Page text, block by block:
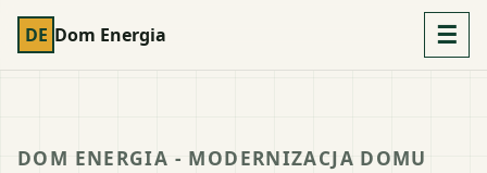
DE Dom Energia ☰
DOM ENERGIA - MODERNIZACJA DOMU